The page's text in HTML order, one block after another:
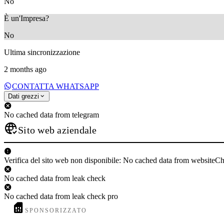
È un'Impresa?
No
Ultima sincronizzazione
2 months ago
CONTATTA WHATSAPP
Dati grezzi
No cached data from telegram
Sito web aziendale
Verifica del sito web non disponibile: No cached data from
No cached data from leak check
No cached data from leak check pro
SPONSORIZZATO